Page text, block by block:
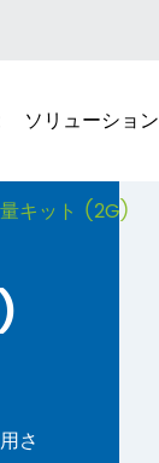
ソリューション
キット (2G)
さ